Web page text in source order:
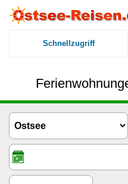
Schnellzugriff